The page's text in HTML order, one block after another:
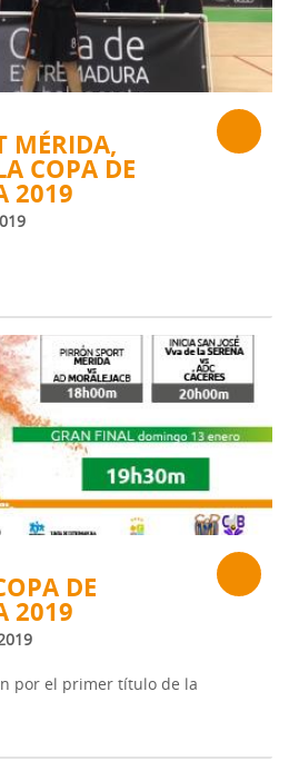
MÉRIDA,
COPA DE
2019
DE
2019
por el primer título de la